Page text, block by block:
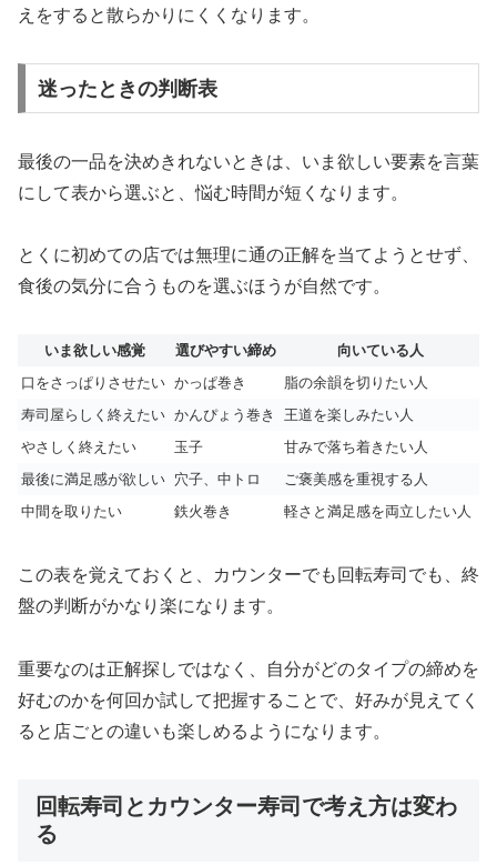
えをすると散らかりにくくなります。
迷ったときの判断表
最後の一品を決めきれないときは、いま欲しい要素を言葉
にして表から選ぶと、悩む時間が短くなります。
とくに初めての店では無理に通の正解を当てようとせず、
食後の気分に合うものを選ぶほうが自然です。
いま欲しい感覚 選びやすい締め
向いている人
口をさっぱりさせたい かっぱ巻き
脂の余韻を切りたい人
寿司屋らしく終えたい かんぴょう巻き
王道を楽しみたい人
やさしく終えたい
玉子
甘みで落ち着きたい人
最後に満足感が欲しい 穴子、中トロ
ご褒美感を重視する人
中間を取りたい
鉄火巻き 軽さと満足感を両立したい人
この表を覚えておくと、カウンターでも回転寿司でも、終
盤の判断がかなり楽になります。
重要なのは正解探しではなく、自分がどのタイプの締めを
好むのかを何回か試して把握することで、好みが見えてく
ると店ごとの違いも楽しめるようになります。
回転寿司とカウンター寿司で考え方は変わ
る